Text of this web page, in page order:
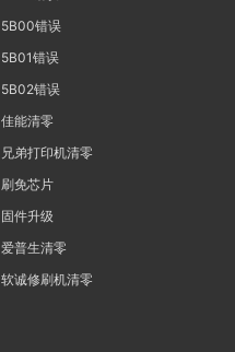
5B00错误
5B01错误
5B02错误
佳能清零
兄弟打印机清零
刷免芯片
固件升级
爱普生清零
软诚修刷机清零